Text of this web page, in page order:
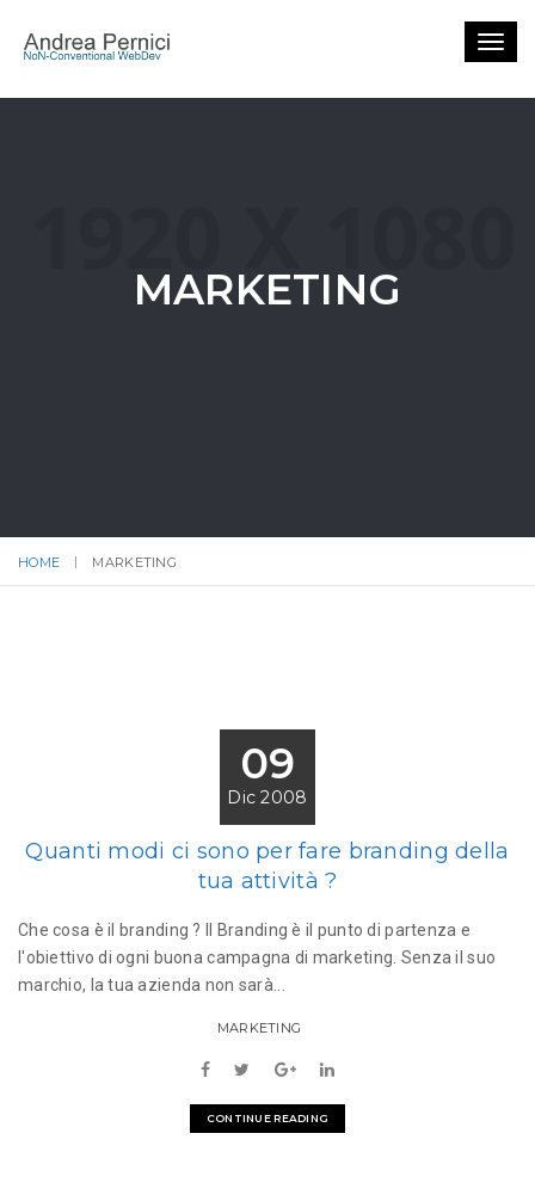
MARKETING
HOME MARKETING
09
Dic 2008
Quanti modi ci sono per fare branding della
tua attività ?
Che cosa è il branding ? Il Branding è il punto di partenza e
l'obiettivo di ogni buona campagna di marketing. Senza il suo
marchio, la tua azienda non sarà...
MARKETING
CONTINUE READING